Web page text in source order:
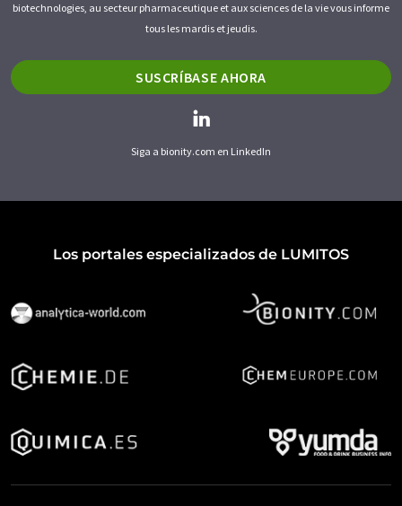
biotechnologies, au secteur pharmaceutique et aux sciences de la vie vous informe
tous les mardis et jeudis.
SUSCRÍBASE AHORA
Siga a bionity.com en LinkedIn
Los portales especializados de LUMITOS